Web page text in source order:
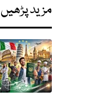
مزید پڑھیں